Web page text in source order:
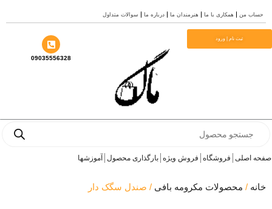
همکاری با ما هنرمندان ما درباره ما سوالات متداول
ثبت نام | ورود
09035556328
فروشگاه فروش ویژه بارگذاری محصول آموزشها
محصولات مکرومه بافی/ صندل سگک دار